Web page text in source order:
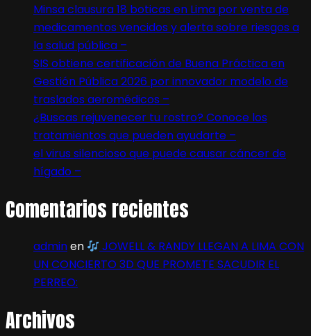
Minsa clausura 18 boticas en Lima por venta de
medicamentos vencidos y alerta sobre riesgos a
la salud pública –
SIS obtiene certificación de Buena Práctica en
Gestión Pública 2026 por innovador modelo de
traslados aeromédicos –
¿Buscas rejuvenecer tu rostro? Conoce los
tratamientos que pueden ayudarte –
el virus silencioso que puede causar cáncer de
hígado –
Comentarios recientes
adminen
JOWELL & RANDY LLEGAN A LIMA CON
UN CONCIERTO 3D QUE PROMETE SACUDIR EL
PERREO:
Archivos